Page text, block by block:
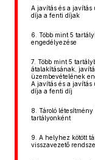
A javítás és a
díja a fenti díjak
6. Több mint 5
engedélyezése
7. Több mint 5
átalakításának,
üzembevételének
A javítás és a
díja a fenti díj
8. Tároló
tartályonként
9. A helyhez kötött
visszavezető